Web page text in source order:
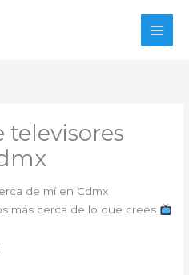
televisores
de mí en Cdmx
más cerca de lo que crees